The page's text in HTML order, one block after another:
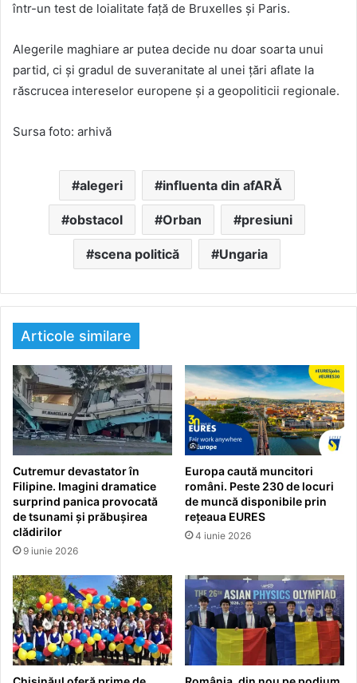
într-un test de loialitate față de Bruxelles și Paris.
Alegerile maghiare ar putea decide nu doar soarta unui
partid, ci și gradul de suveranitate al unei țări aflate la
răscrucea intereselor europene și a geopoliticii regionale.
Sursa foto: arhivă
alegeri influenta din afARĂ
obstacol Orban presiuni
scena politică Ungaria
Articole similare
Cutremur devastator în
Filipine. Imagini dramatice
surprind panica provocată
de tsunami și prăbușirea
clădirilor
9 iunie 2026
Europa caută muncitori
români. Peste 230 de locuri
de muncă disponibile prin
rețeaua EURES
4 iunie 2026